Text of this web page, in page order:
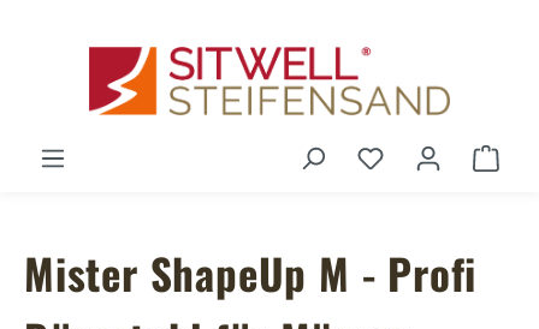
Du hast 0
Mister ShapeUp M - Profi